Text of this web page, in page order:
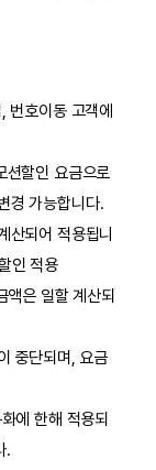
번호이동 고객에
션할인 요금으로
경 가능합니다.
산되어 적용됩니
인 적용
은 일할 계산되
중단되며, 요금
에 한해 적용되
.